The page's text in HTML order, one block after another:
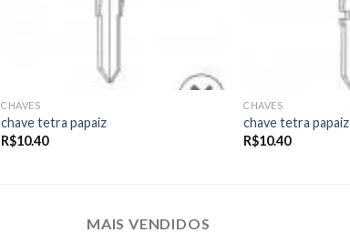
CHAVES
chave tetra papaiz
R$10.40
CHAVES
chave tetra papaiz
R$10.40
MAIS VENDIDOS